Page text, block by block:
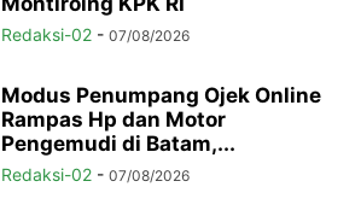
Redaksi-02 - 07/08/2026
Modus Penumpang Ojek Online
Rampas Hp dan Motor
Pengemudi di Batam,...
Redaksi-02 - 07/08/2026